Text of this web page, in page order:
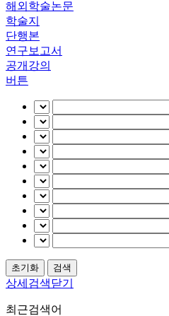
해외학술논문
학술지
단행본
연구보고서
공개강의
버튼
상세검색닫기
최근검색어